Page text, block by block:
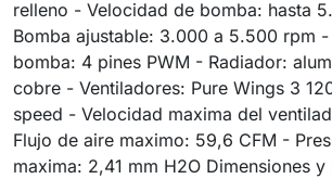
relleno - Velocidad de bomba: hasta
Bomba ajustable: 3.000 a 5.500 rpm
bomba: 4 pines PWM - Radiador:
cobre - Ventiladores: Pure Wings 3
speed - Velocidad maxima del
Flujo de aire maximo: 59,6 CFM -
maxima: 2,41 mm H2O Dimensiones